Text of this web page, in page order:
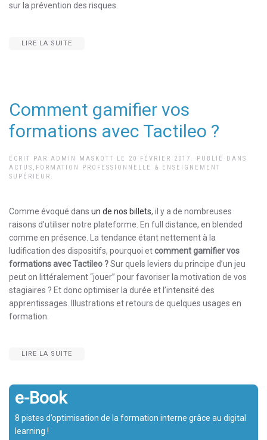
sur la prévention des risques.
LIRE LA SUITE
Comment gamifier vos
formations avec Tactileo ?
ÉCRIT PAR ADMIN MASKOTT LE 20 FÉVRIER 2017
. PUBLIÉ DANS
ACTUS
FORMATION PROFESSIONNELLE & ENSEIGNEMENT
SUPÉRIEUR
Comme évoqué dans un de nos billets, il y a de nombreuses
raisons d’utiliser notre plateforme. En full distance, en blended
comme en présence. La tendance étant nettement à la
ludification des dispositifs, pourquoi etcommentgamifier vos
formations avec Tactileo ?Sur quels leviers du principe d’un jeu
peut on littéralement “jouer” pour favoriser la motivation de vos
stagiaires ? Et donc optimiser la durée et l’intensité des
apprentissages. Illustrations et retours de quelques usages en
formation.
LIRE LA SUITE
e-Book
8 pistes d’optimisation de la formation interne grâce au digital
learning !